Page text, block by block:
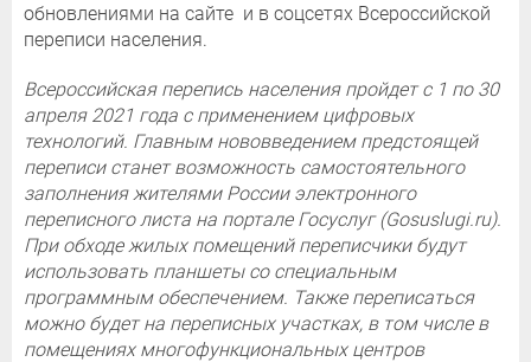
обновлениями на сайте и в соцсетях Всероссийской
переписи населения.
Всероссийская перепись населения пройдет с 1 по 30
апреля 2021 года с применением цифровых
технологий. Главным нововведением предстоящей
переписи станет возможность самостоятельного
заполнения жителями России электронного
переписного листа на портале Госуслуг (Gosuslugi.ru).
При обходе жилых помещений переписчики будут
использовать планшеты со специальным
программным обеспечением. Также переписаться
можно будет на переписных участках, в том числе в
помещениях многофункциональных центров